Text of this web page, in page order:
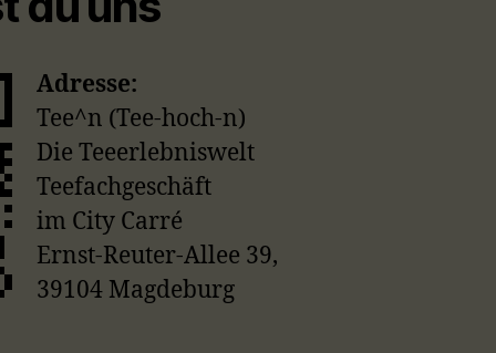
Adresse:
Tee^n (Tee-hoch-n)
Die Teeerlebniswelt
Teefachgeschäft
im City Carré
Ernst-Reuter-Allee 39,
39104 Magdeburg